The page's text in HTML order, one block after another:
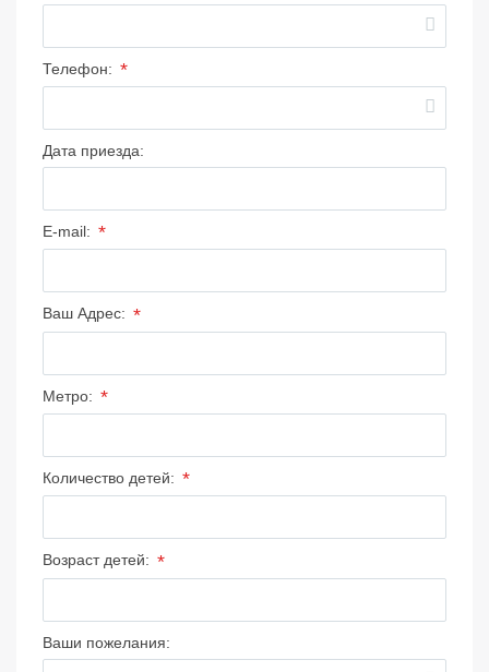
Телефон: *
Дата приезда:
E-mail: *
Ваш Адрес: *
Метро: *
Количество детей: *
Возраст детей: *
Ваши пожелания: